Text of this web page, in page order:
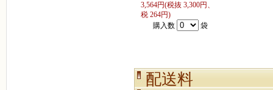
3,564円(税抜 3,300円、
税 264円)
購入数
袋
配送料